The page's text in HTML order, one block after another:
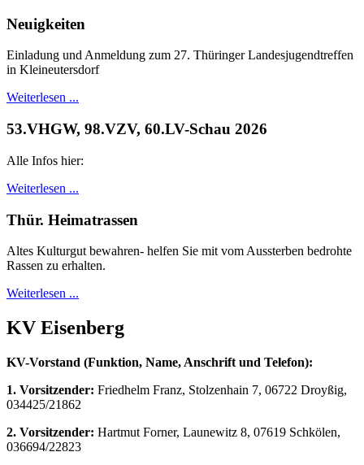
Neuigkeiten
Einladung und Anmeldung zum 27. Thüringer Landesjugendtreffen
in Kleineutersdorf
Weiterlesen ...
53.VHGW, 98.VZV, 60.LV-Schau 2026
Alle Infos hier:
Weiterlesen ...
Thür. Heimatrassen
Altes Kulturgut bewahren- helfen Sie mit vom Aussterben bedrohte
Rassen zu erhalten.
Weiterlesen ...
KV Eisenberg
KV-Vorstand (Funktion, Name, Anschrift und Telefon):
1. Vorsitzender: Friedhelm Franz, Stolzenhain 7, 06722 Droyßig,
034425/21862
2. Vorsitzender: Hartmut Forner, Launewitz 8, 07619 Schkölen,
036694/22823